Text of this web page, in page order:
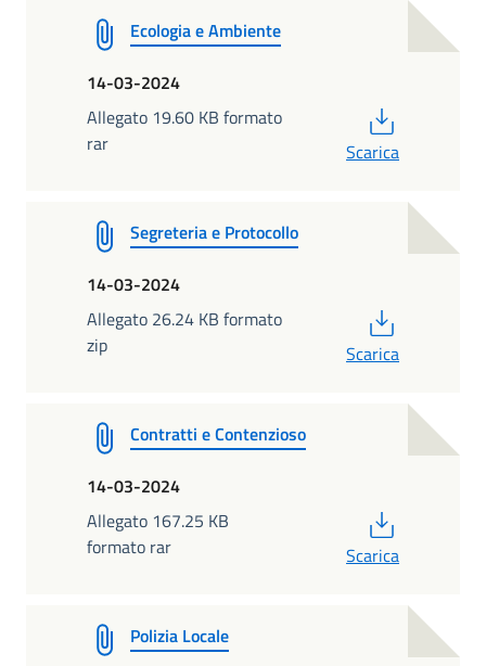
Ecologia e Ambiente
14-03-2024
Allegato 19.60 KB formato
rar
Scarica
Segreteria e Protocollo
14-03-2024
Allegato 26.24 KB formato
zip
Scarica
Contratti e Contenzioso
14-03-2024
Allegato 167.25 KB
formato rar
Scarica
Polizia Locale